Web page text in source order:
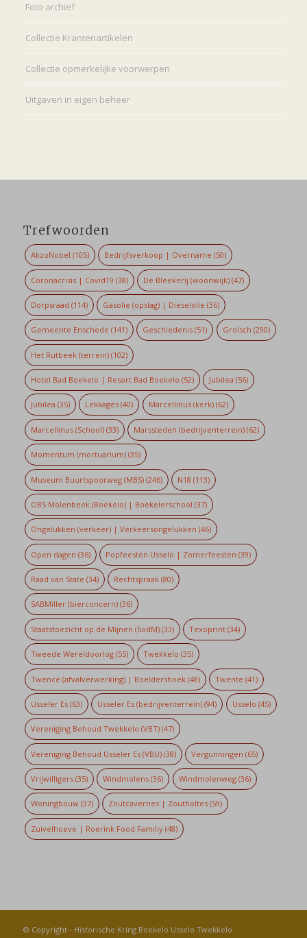
Foto archief
Collectie Krantenartikelen
Collectie opmerkelijke voorwerpen
Uitgaven in eigen beheer
Trefwoorden
AkzoNobel (105) Bedrijfsverkoop | Overname (50)
Coronacrisis | Covid19 (38) De Bleekerij (woonwijk) (47)
Dorpsraad (114) Gasolie (opslag) | Dieselolie (36)
Gemeente Enschede (141) Geschiedenis (51) Grolsch (290)
Het Rutbeek (terrein)(102)
Hotel Bad Boekelo | Resort Bad Boekelo (52) Jubilea (56)
Jubilea (35) Lekkages (40) Marcellinus (kerk)(62)
Marcellinus (School)(33) Marssteden (bedrijventerrein) (62)
Momentum (mortuarium)(35)
Museum Buurtspoorweg (MBS)(246) N18 (113)
OBS Molenbeek (Boekelo) | Boekelerschool (37)
Ongelukken (verkeer) | Verkeersongelukken (46)
Open dagen (36) Popfeesten Usselo | Zomerfeesten (39)
Raad van State (34) Rechtspraak (80)
SABMiller (bierconcern)(36)
Staatstoezicht op de Mijnen (SodM)(33) Texoprint (34)
Tweede Wereldoorlog(55) Twekkelo (35)
Twence (afvalverwerking) | Boeldershoek(48) Twente (41)
Usseler Es(63) Usseler Es (bedrijventerrein) (94) Usselo (45)
Vereniging Behoud Twekkelo (VBT)(47)
Vereniging Behoud Usseler Es (VBU)(38) Vergunningen (65)
Vrijwilligers(35) Windmolens (36) Windmolenweg(36)
Woningbouw(37) Zoutcavernes | Zoutholtes (59)
Zuivelhoeve | Roerink Food Familiy(48)
© Copyright - Historische Kring Boekelo Usselo Twekkelo